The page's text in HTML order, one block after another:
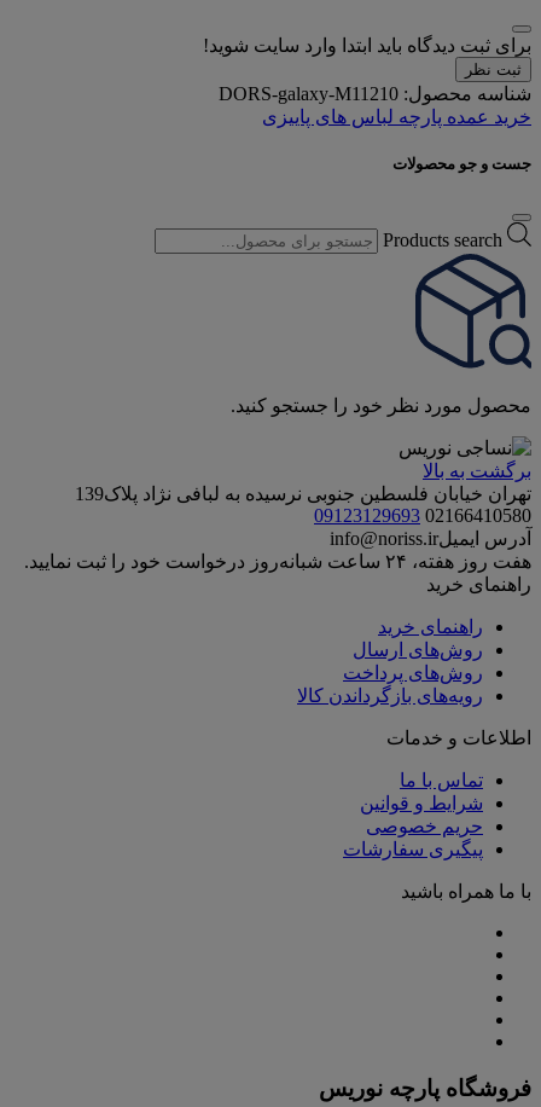
برای ثبت دیدگاه باید ابتدا وارد سایت شوید!
ثبت نظر
شناسه محصول: DORS-galaxy-M11210
خرید عمده پارچه لباس های پاییزی
جست و جو محصولات
Products search
محصول مورد نظر خود را جستجو کنید.
برگشت به بالا
تهران خیابان فلسطین جنوبی نرسیده به لبافی نژاد پلاک139
02166410580
09123129693
آدرس ایمیلinfo@noriss.ir
هفت روز هفته، ۲۴ ساعت شبانه‌روز درخواست خود را ثبت نمایید.
راهنمای خرید
راهنمای خرید
روش‌های ارسال
روش‌های پرداخت
رویه‌های بازگرداندن کالا
اطلاعات و خدمات
تماس با ما
شرایط و قوانین
حریم خصوصی
پیگیری سفارشات
با ما همراه باشید
فروشگاه پارچه نوریس